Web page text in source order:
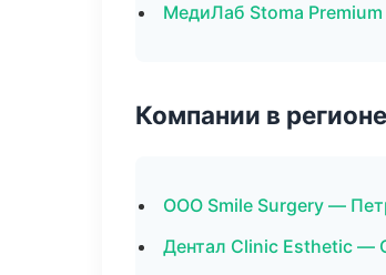
МедиЛаб Stoma
Компании в
ООО Smile Surgery —
Дентал Clinic Esthetic —